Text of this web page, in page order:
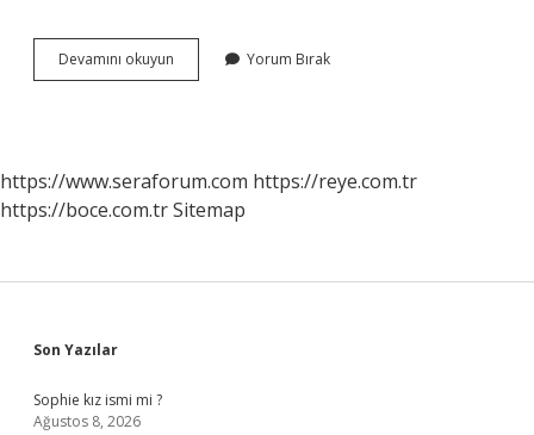
Devamını okuyun
Kralı
Alındı
Yorum Bırak
https://www.seraforum.com https://reye.com.tr
https://boce.com.trSitemap
Sidebar
Son Yazılar
Sophie kız ismi mi ?
Ağustos 8, 2026